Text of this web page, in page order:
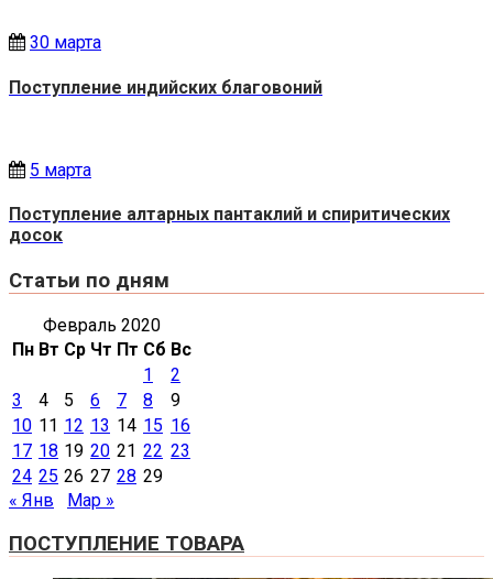
30 марта
Поступление индийских благовоний
5 марта
Поступление алтарных пантаклий и спиритических
досок
Статьи по дням
Февраль 2020
Пн Вт Ср Чт Пт Сб Вс
1
2
3
4 5 6 7 8
9
10 11 12 13 14 15 16
17 18 19 20 21 22 23
24 25 26 27 28 29
« Янв
Мар »
ПОСТУПЛЕНИЕ ТОВАРА